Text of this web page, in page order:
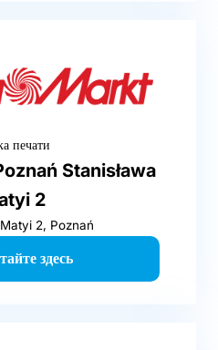
печати
Stanisława
2
2, Poznań
здесь